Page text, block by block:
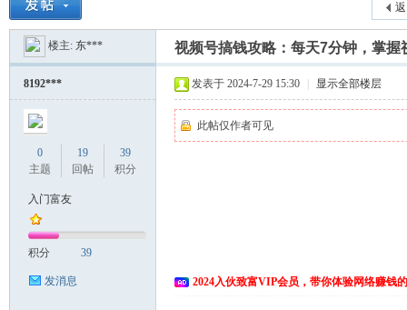
索
» › › ›
楼主: 东*** 视频号搞钱攻略：每天7分钟，掌
8192***
0
主题
19
回帖
39
积分
入门富友
积分 39
发消息
发表于 2024-7-29 15:30 显示全部楼层
此帖仅作者可见
2024入伙致富VIP会员，带你体验网络赚钱